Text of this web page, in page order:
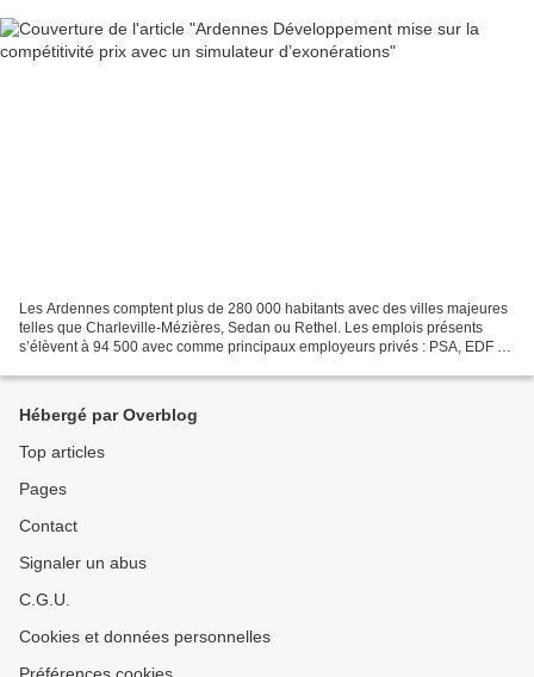
Les Ardennes comptent plus de 280 000 habitants avec des villes majeures
telles que Charleville-Mézières, Sedan ou Rethel. Les emplois présents
s’élèvent à 94 500 avec comme principaux employeurs privés : PSA, EDF et
Hébergé par Overblog
Top articles
Pages
Contact
Signaler un abus
C.G.U.
Cookies et données personnelles